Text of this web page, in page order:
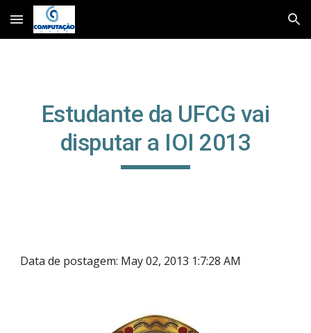
Skip to main content Skip to navigation
Estudante da UFCG vai
disputar a IOI 2013
Data de postagem: May 02, 2013 1:7:28 AM